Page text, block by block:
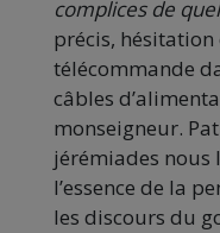
complices de
précis, hésitation
télécommande
câbles
monseigneur.
jérémiades nous
l’essence de la
les discours du